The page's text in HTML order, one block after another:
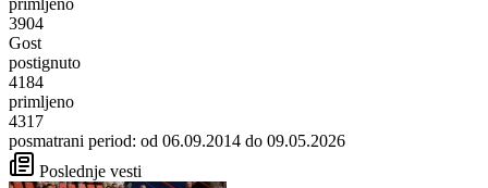
3904
Gost
postignuto
4184
primljeno
4317
posmatrani period: od 06.09.2014 do 09.05.2026
Poslednje vesti